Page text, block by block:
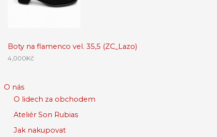
Boty na flamenco vel. 35,5 (ZC_Lazo)
4,000Kč
O nás
O lidech za obchodem
Ateliér Son Rubias
Jak nakupovat